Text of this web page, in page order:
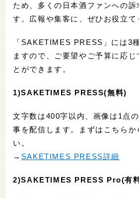
ため、多くの日本酒ファンへの訴
す。広報や集客に、ぜひお役立て
「SAKETIMES PRESS」には3
ますので、ご要望やご予算に応じ
とができます。
1)SAKETIMES PRESS(無料)
文字数は400字以内、画像は1点
事を配信します。まずはこちらか
い。
→ SAKETIMES PRESS詳細
2)SAKETIMES PRESS Pro(有